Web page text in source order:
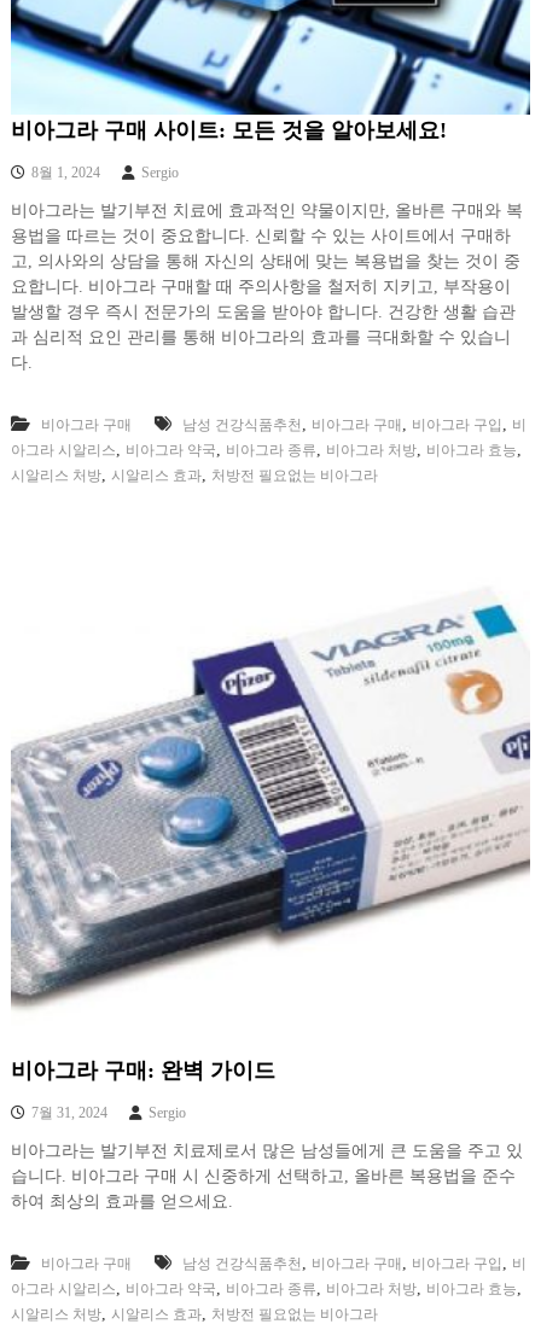
비아그라 구매 사이트: 모든 것을 알아보세요!
8월 1, 2024 Sergio
비아그라는 발기부전 치료에 효과적인 약물이지만, 올바른 구매와 복
용법을 따르는 것이 중요합니다. 신뢰할 수 있는 사이트에서 구매하
고, 의사와의 상담을 통해 자신의 상태에 맞는 복용법을 찾는 것이 중
요합니다. 비아그라 구매할 때 주의사항을 철저히 지키고, 부작용이
발생할 경우 즉시 전문가의 도움을 받아야 합니다. 건강한 생활 습관
과 심리적 요인 관리를 통해 비아그라의 효과를 극대화할 수 있습니
다.
비아그라 구매 남성 건강식품추천 비아그라 구매 비아그라 구입
비
아그라 시알리스
비아그라 약국 비아그라 종류 비아그라 처방, 비아그라 효능
시알리스 처방, 시알리스 효과, 처방전 필요없는 비아그라
비아그라 구매: 완벽 가이드
7월 31, 2024 Sergio
비아그라는 발기부전 치료제로서 많은 남성들에게 큰 도움을 주고 있
습니다. 비아그라 구매 시 신중하게 선택하고, 올바른 복용법을 준수
하여 최상의 효과를 얻으세요.
비아그라 구매 남성 건강식품추천 비아그라 구매 비아그라 구입
비
아그라 시알리스
비아그라 약국 비아그라 종류 비아그라 처방, 비아그라 효능
시알리스 처방, 시알리스 효과, 처방전 필요없는 비아그라